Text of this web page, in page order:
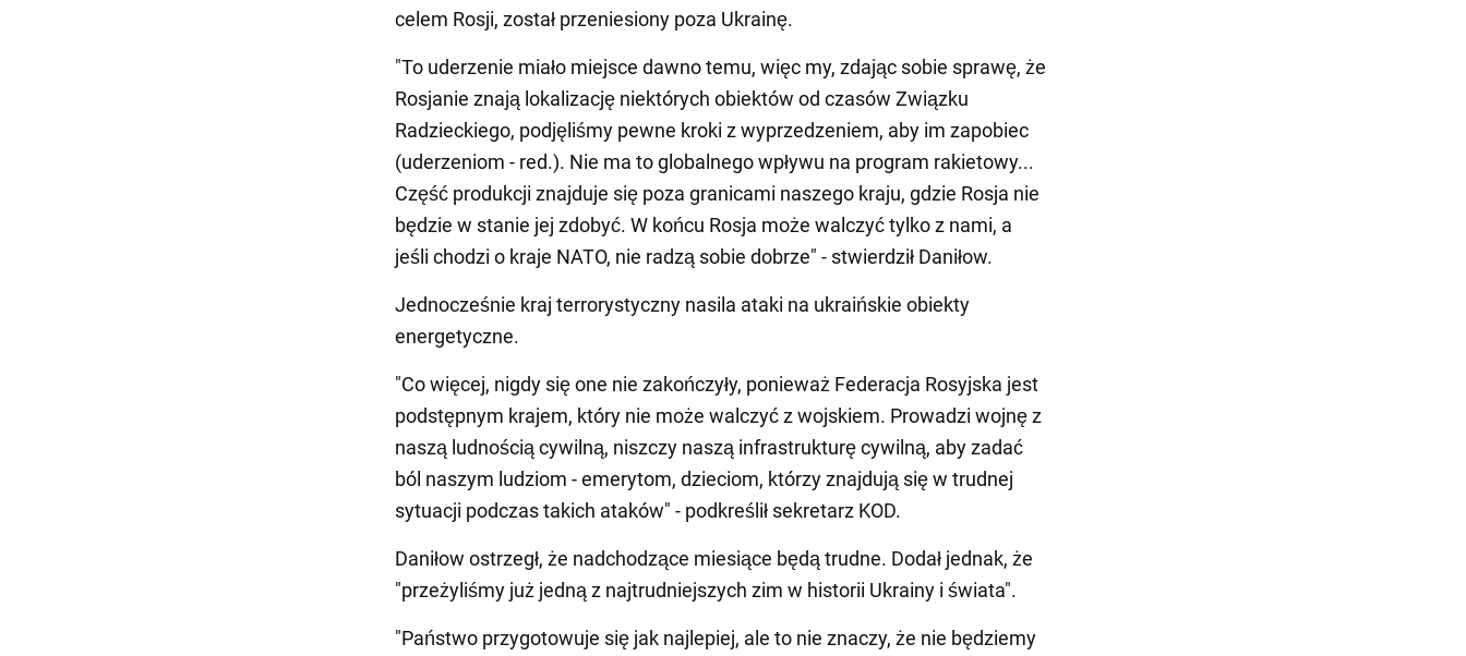
celem Rosji, został przeniesiony poza Ukrainę.
"To uderzenie miało miejsce dawno temu, więc my, zdając sobie sprawę, że
Rosjanie znają lokalizację niektórych obiektów od czasów Związku
Radzieckiego, podjęliśmy pewne kroki z wyprzedzeniem, aby im zapobiec
(uderzeniom - red.). Nie ma to globalnego wpływu na program rakietowy...
Część produkcji znajduje się poza granicami naszego kraju, gdzie Rosja nie
będzie w stanie jej zdobyć. W końcu Rosja może walczyć tylko z nami, a
jeśli chodzi o kraje NATO, nie radzą sobie dobrze" - stwierdził Daniłow.
Jednocześnie kraj terrorystyczny nasila ataki na ukraińskie obiekty
energetyczne.
"Co więcej, nigdy się one nie zakończyły, ponieważ Federacja Rosyjska jest
podstępnym krajem, który nie może walczyć z wojskiem. Prowadzi wojnę z
naszą ludnością cywilną, niszczy naszą infrastrukturę cywilną, aby zadać
ból naszym ludziom - emerytom, dzieciom, którzy znajdują się w trudnej
sytuacji podczas takich ataków" - podkreślił sekretarz KOD.
Daniłow ostrzegł, że nadchodzące miesiące będą trudne. Dodał jednak, że
"przeżyliśmy już jedną z najtrudniejszych zim w historii Ukrainy i świata".
"Państwo przygotowuje się jak najlepiej, ale to nie znaczy, że nie będziemy